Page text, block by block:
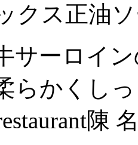
クス正油
サーロイ
らかくし
陳